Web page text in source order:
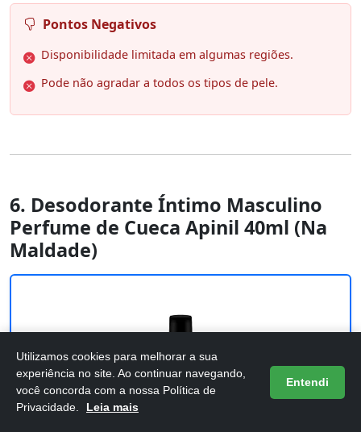
Pontos Negativos
Disponibilidade limitada em algumas regiões.
Pode não agradar a todos os tipos de pele.
6. Desodorante Íntimo Masculino
Perfume de Cueca Apinil 40ml (Na
Maldade)
Utilizamos cookies para melhorar a sua
experiência no site. Ao continuar navegando,
você concorda com a nossa Política de
Privacidade.
Leia mais
Entendi